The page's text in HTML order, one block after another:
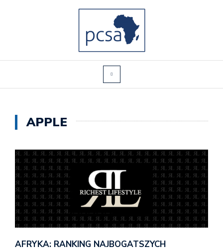
APPLE
AFRYKA: RANKING NAJBOGATSZYCH